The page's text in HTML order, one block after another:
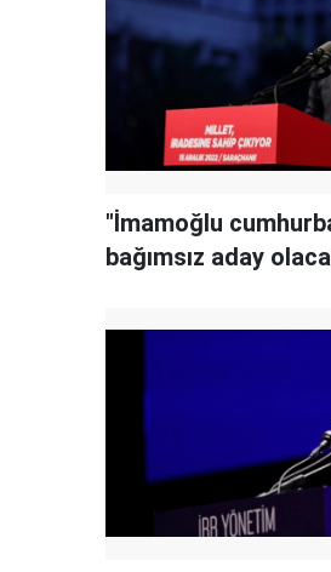
"İmamoğlu
bağımsız aday